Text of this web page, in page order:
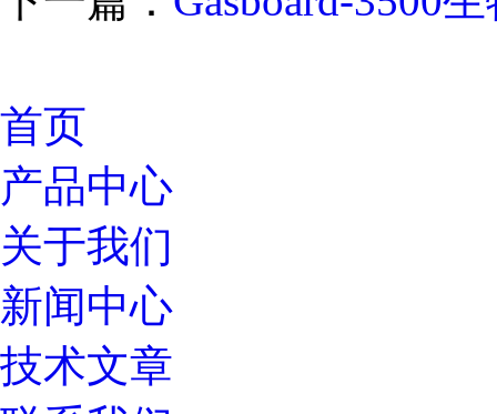
首页
产品中心
关于我们
新闻中心
技术文章